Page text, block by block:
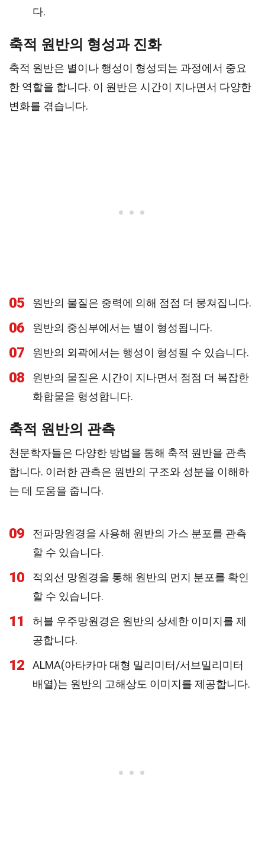
다.
축적 원반의 형성과 진화
축적 원반은 별이나 행성이 형성되는 과정에서 중요
한 역할을 합니다. 이 원반은 시간이 지나면서 다양한
변화를 겪습니다.
05 원반의 물질은 중력에 의해 점점 더 뭉쳐집니다.
06 원반의 중심부에서는 별이 형성됩니다.
07 원반의 외곽에서는 행성이 형성될 수 있습니다.
08
원반의 물질은 시간이 지나면서 점점 더 복잡한
화합물을 형성합니다.
축적 원반의 관측
천문학자들은 다양한 방법을 통해 축적 원반을 관측
합니다. 이러한 관측은 원반의 구조와 성분을 이해하
는 데 도움을 줍니다.
09
전파망원경을 사용해 원반의 가스 분포를 관측
할 수 있습니다.
10
적외선 망원경을 통해 원반의 먼지 분포를 확인
할 수 있습니다.
11
허블 우주망원경은 원반의 상세한 이미지를 제
공합니다.
12
ALMA(아타카마 대형 밀리미터/서브밀리미터
배열)는 원반의 고해상도 이미지를 제공합니다.